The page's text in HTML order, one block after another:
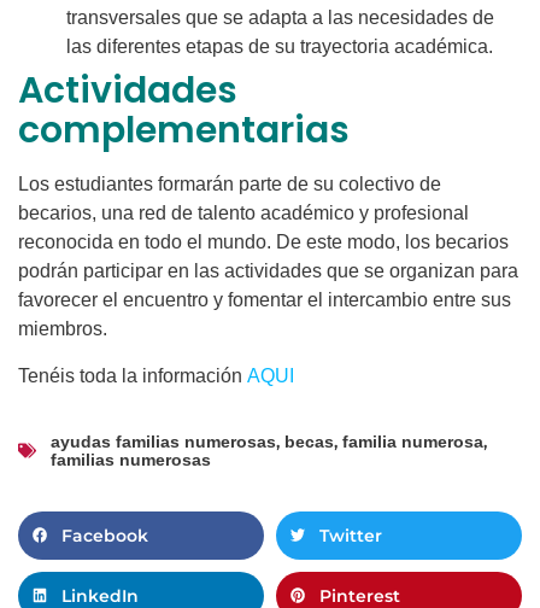
transversales que se adapta a las necesidades de
las diferentes etapas de su trayectoria académica.
Actividades
complementarias
Los estudiantes formarán parte de su colectivo de
becarios, una red de talento académico y profesional
reconocida en todo el mundo. De este modo, los becarios
podrán participar en las actividades que se organizan para
favorecer el encuentro y fomentar el intercambio entre sus
miembros.
Tenéis toda la información AQUI
ayudas familias numerosas, becas, familia numerosa,
familias numerosas
Facebook Twitter
LinkedIn Pinterest